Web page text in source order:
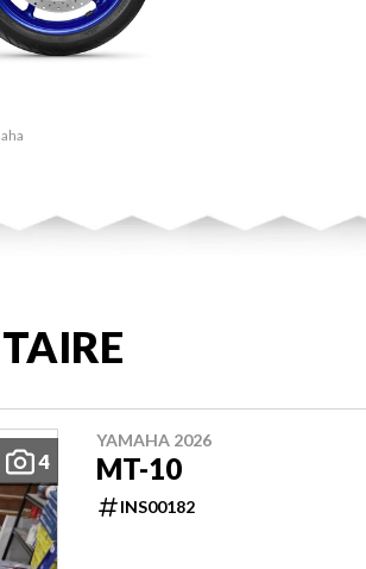
4
YAMAHA 2026
MT-10
INS00182